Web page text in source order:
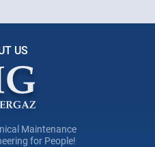
US
Maintenance
for People!